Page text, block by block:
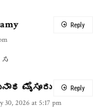
Reply
ಮೈಸೂರು
30, 2026 at 5:17 pm
Reply